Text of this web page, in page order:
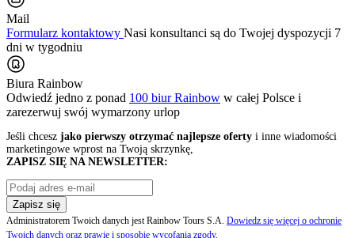
Mail
Formularz kontaktowy Nasi konsultanci są do Twojej dyspozycji 7
dni w tygodniu
Biura Rainbow
Odwiedź jedno z ponad 100 biur Rainbow w całej Polsce i
zarezerwuj swój wymarzony urlop
Jeśli chcesz jako pierwszy otrzymać najlepsze oferty i inne wiadomości
marketingowe wprost na Twoją skrzynkę,
ZAPISZ SIĘ NA NEWSLETTER:
Zapisz się
Administratorem Twoich danych jest Rainbow Tours S.A. Dowiedz się więcej o ochronie
Twoich danych oraz prawie i sposobie wycofania zgody.